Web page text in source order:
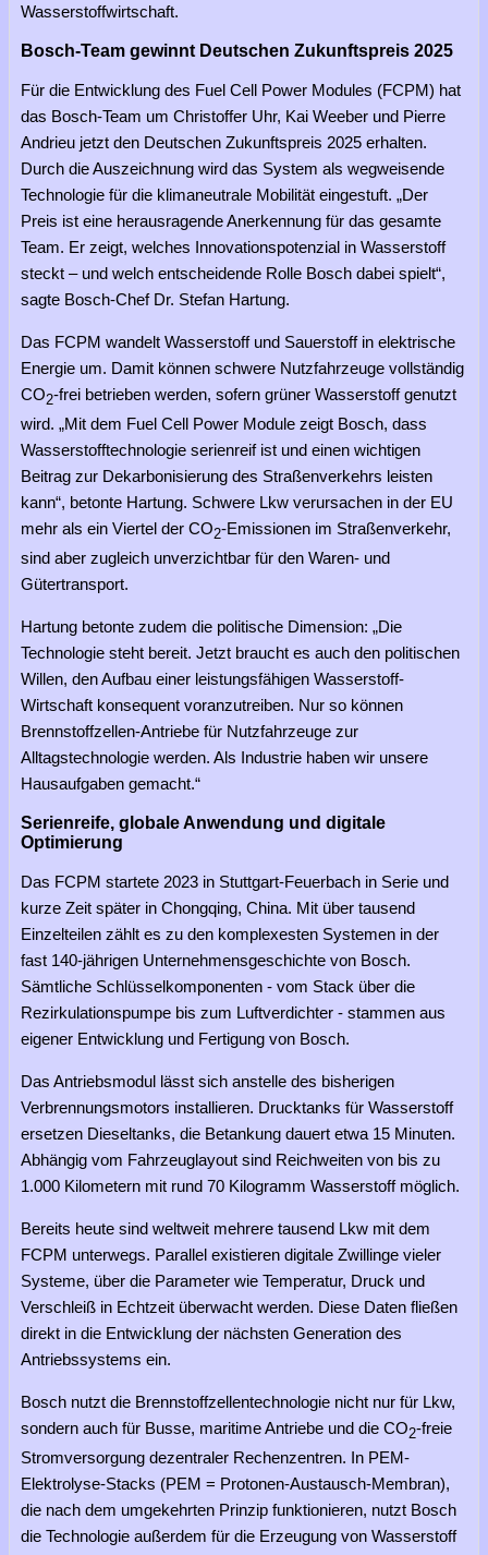
Wasserstoffwirtschaft.
Bosch-Team gewinnt Deutschen Zukunftspreis 2025
Für die Entwicklung des Fuel Cell Power Modules (FCPM) hat
das Bosch-Team um Christoffer Uhr, Kai Weeber und Pierre
Andrieu jetzt den Deutschen Zukunftspreis 2025 erhalten.
Durch die Auszeichnung wird das System als wegweisende
Technologie für die klimaneutrale Mobilität eingestuft. „Der
Preis ist eine herausragende Anerkennung für das gesamte
Team. Er zeigt, welches Innovationspotenzial in Wasserstoff
steckt – und welch entscheidende Rolle Bosch dabei spielt“,
sagte Bosch-Chef Dr. Stefan Hartung.
Das FCPM wandelt Wasserstoff und Sauerstoff in elektrische
Energie um. Damit können schwere Nutzfahrzeuge vollständig
CO2-frei betrieben werden, sofern grüner Wasserstoff genutzt
wird. „Mit dem Fuel Cell Power Module zeigt Bosch, dass
Wasserstofftechnologie serienreif ist und einen wichtigen
Beitrag zur Dekarbonisierung des Straßenverkehrs leisten
kann“, betonte Hartung. Schwere Lkw verursachen in der EU
mehr als ein Viertel der CO2-Emissionen im Straßenverkehr,
sind aber zugleich unverzichtbar für den Waren- und
Gütertransport.
Hartung betonte zudem die politische Dimension: „Die
Technologie steht bereit. Jetzt braucht es auch den politischen
Willen, den Aufbau einer leistungsfähigen Wasserstoff-
Wirtschaft konsequent voranzutreiben. Nur so können
Brennstoffzellen-Antriebe für Nutzfahrzeuge zur
Alltagstechnologie werden. Als Industrie haben wir unsere
Hausaufgaben gemacht.“
Serienreife, globale Anwendung und digitale
Optimierung
Das FCPM startete 2023 in Stuttgart-Feuerbach in Serie und
kurze Zeit später in Chongqing, China. Mit über tausend
Einzelteilen zählt es zu den komplexesten Systemen in der
fast 140-jährigen Unternehmensgeschichte von Bosch.
Sämtliche Schlüsselkomponenten - vom Stack über die
Rezirkulationspumpe bis zum Luftverdichter - stammen aus
eigener Entwicklung und Fertigung von Bosch.
Das Antriebsmodul lässt sich anstelle des bisherigen
Verbrennungsmotors installieren. Drucktanks für Wasserstoff
ersetzen Dieseltanks, die Betankung dauert etwa 15 Minuten.
Abhängig vom Fahrzeuglayout sind Reichweiten von bis zu
1.000 Kilometern mit rund 70 Kilogramm Wasserstoff möglich.
Bereits heute sind weltweit mehrere tausend Lkw mit dem
FCPM unterwegs. Parallel existieren digitale Zwillinge vieler
Systeme, über die Parameter wie Temperatur, Druck und
Verschleiß in Echtzeit überwacht werden. Diese Daten fließen
direkt in die Entwicklung der nächsten Generation des
Antriebssystems ein.
Bosch nutzt die Brennstoffzellentechnologie nicht nur für Lkw,
sondern auch für Busse, maritime Antriebe und die CO2-freie
Stromversorgung dezentraler Rechenzentren. In PEM-
Elektrolyse-Stacks (PEM = Protonen-Austausch-Membran),
die nach dem umgekehrten Prinzip funktionieren, nutzt Bosch
die Technologie außerdem für die Erzeugung von Wasserstoff